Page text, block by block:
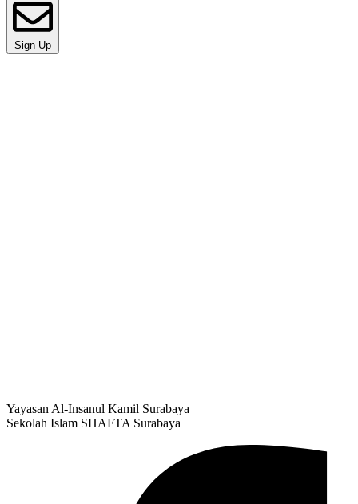
Sign Up
Yayasan Al-Insanul Kamil Surabaya
Sekolah Islam SHAFTA Surabaya